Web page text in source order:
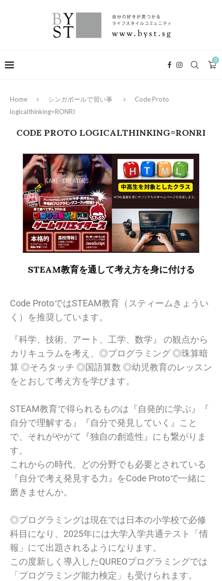
0
Home シンガポールで習い事
Code Proto
logicalthinking=RONRI
CODE PROTO LOGICALTHINKING=RONRI
STEAM教育を通して考え方を身に付ける
Code ProtoではSTEAM教育（スティームきょうい
く） を推奨しています。
『科学、技術、アート、工学、数学』 の観点から
カリキュラムを考え、◎プログラミング ◎珠算暗
算 ◎そろタッチ ◎国語算数 ◎幼児教育のレッスン
をとおして考え方を学びます。
STEAM教育で得られるものは『自発的に学ぶ』『
自分で理解する』『自分で発見していく』こと
で、それがやがて『独自の創造性』にも繋がりま
す。
これからの時代、どの分野でも必要とされている
『自分で考え発見する力』をCode Protoで一緒に
磨きませんか。
◎プログラミングは現在では日本の小学校で必修
科目になり、 2025年には⼤学入学共通テスト「情
報」 にて出題されるようになります。
この度新しく導入したQUREOプログラミングでは
「 プログラミング能力検定」も受けられます。